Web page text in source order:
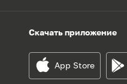
Скачать приложение
App Store